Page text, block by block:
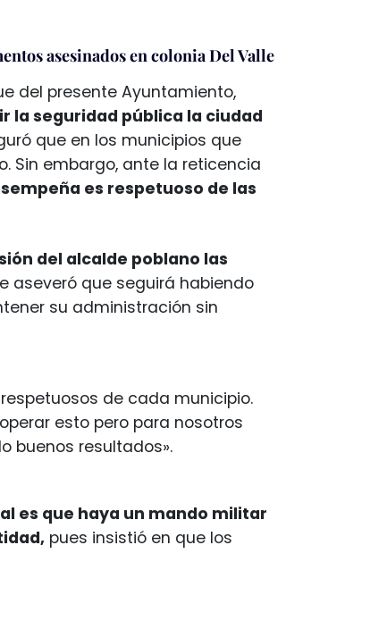
asesinados en colonia Del Valle
del presente Ayuntamiento,
la seguridad pública la ciudad
que en los municipios que
Sin embargo, ante la reticencia
es respetuoso de las
del alcalde poblano las
aseveró que seguirá habiendo
su administración sin
de cada municipio.
esto pero para nosotros
buenos resultados».
es que haya un mando militar
pues insistió en que los